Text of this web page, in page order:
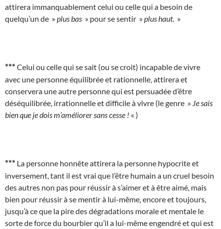
attirera immanquablement celui ou celle qui a besoin de
quelqu’un de »plus bas » pour se sentir »plus haut. »
***Celui ou celle qui se sait (ou se croit) incapable de vivre
avec une personne équilibrée et rationnelle, attirera et
conservera une autre personne qui est persuadée d’être
déséquilibrée, irrationnelle et difficile à vivre (le genre » Je sais
bien que je dois m’améliorer sans cesse ! « )
*** La personne honnête attirera la personne hypocrite et
inversement, tant il est vrai que l’être humain a un cruel besoin
des autres non pas pour réussir à s’aimer et à être aimé, mais
bien pour réussir à se mentir à lui-même, encore et toujours,
jusqu’à ce que la pire des dégradations morale et mentale le
sorte de force du bourbier qu’il a lui-même engendré et qui est